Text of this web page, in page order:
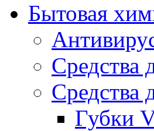
Бытовая
Средства
Средства
Губки